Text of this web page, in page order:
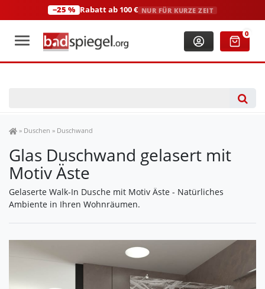
−25 % Rabatt ab 100 € NUR FÜR KURZE ZEIT
+49 (0)2306 3744580 0
Spiegel Shop
» Duschen » Duschwand
Glas Duschwand gelasert mit
Motiv Äste
Gelaserte Walk-In Dusche mit Motiv Äste - Natürliches
Ambiente in Ihren Wohnräumen.